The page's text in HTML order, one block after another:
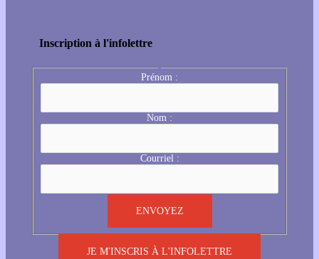
Inscription à l'infolettre
Prénom :
Nom :
Courriel :
JE M'INSCRIS À L'INFOLETTRE